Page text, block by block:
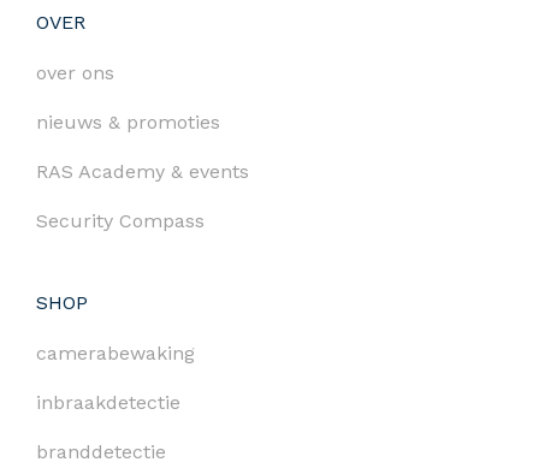
OVER
over ons
nieuws & promoties
RAS Academy & events
Security Compass
SHOP
camerabewaking
inbraakdetectie
branddetectie